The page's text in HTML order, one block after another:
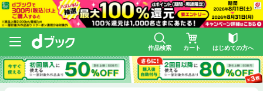
作品検索 カート はじめての方へ